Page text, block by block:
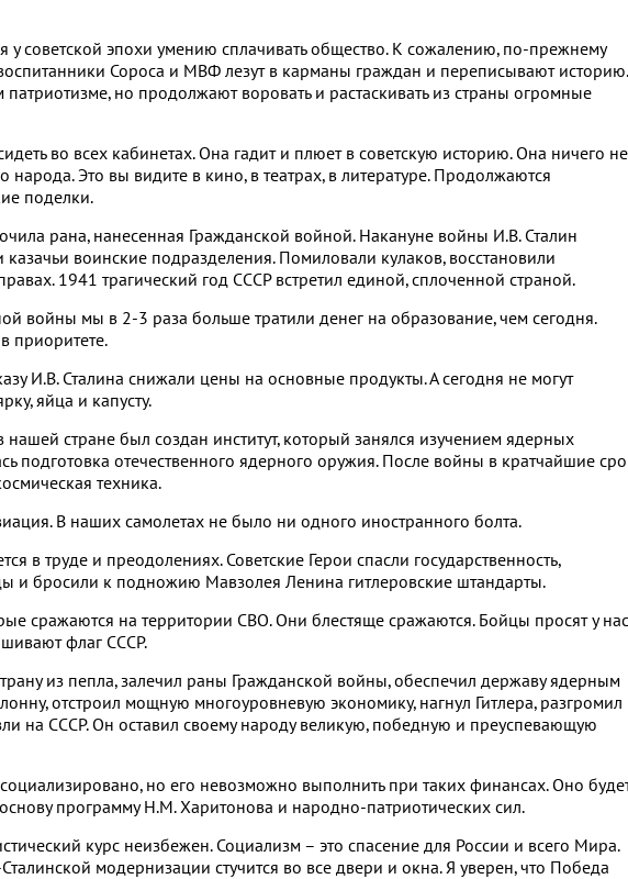
у советской эпохи умению сплачивать общество. К сожалению, по-прежнему
Сороса и МВФ лезут в карманы граждан и переписывают историю.
но продолжают воровать и растаскивать из страны огромные
во всех кабинетах. Она гадит и плюет в советскую историю. Она ничего не
народа. Это вы видите в кино, в театрах, в литературе. Продолжаются
поделки.
рана, нанесенная Гражданской войной. Накануне войны И.В. Сталин
казачьи воинские подразделения. Помиловали кулаков, восстановили
1941 трагический год СССР встретил единой, сплоченной страной.
войны мы в 2-3 раза больше тратили денег на образование, чем сегодня.
приоритете.
И.В. Сталина снижали цены на основные продукты. А сегодня не могут
яйца и капусту.
стране был создан институт, который занялся изучением ядерных
подготовка отечественного ядерного оружия. После войны в кратчайшие
техника.
В наших самолетах не было ни одного иностранного болта.
в труде и преодолениях. Советские Герои спасли государственность,
и бросили к подножию Мавзолея Ленина гитлеровские штандарты.
сражаются на территории СВО. Они блестяще сражаются. Бойцы просят у нас
флаг СССР.
из пепла, залечил раны Гражданской войны, обеспечил державу ядерным
отстроил мощную многоуровневую экономику, нагнул Гитлера, разгромил
на СССР. Он оставил своему народу великую, победную и преуспевающую
но его невозможно выполнить при таких финансах. Оно
программу Н.М. Харитонова и народно-патриотических сил.
курс неизбежен. Социализм – это спасение для России и всего Мира.
модернизации стучится во все двери и окна. Я уверен, что Победа